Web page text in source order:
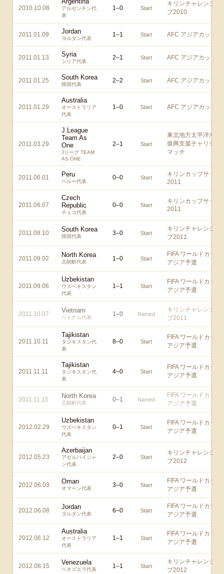
2010.10.08
アルゼンチン代
表
1–0 Start
キリンチャレンジカ
プ2010
2011.01.09 Jordan
ヨルダン代表
1–1 Start AFC アジアカップ
2011.01.13 Syria
シリア代表
2–1 Start AFC アジアカップ
2011.01.25 South Korea
韓国代表
2–2 Start AFC アジアカップ
2011.01.29
Australia
オーストラリア
代表
1–0 Start AFC アジアカップ
2011.03.29
J.League
Team As
One
Jリーグ TEAM
AS ONE
2–1 Start
東北地方太平洋沖地
復興支援チャリティ
マッチ
2011.06.01 Peru
ペルー代表
0–0 Start
キリンカップサッカ
2011
2011.06.07
Czech
Republic
チェコ代表
0–0 Start
キリンカップサッカ
2011
2011.08.10 South Korea
韓国代表 3–0 Start
キリンチャレンジカ
プ2011
2011.09.02 North Korea
北朝鮮代表 1–0 Start
FIFA ワールドカップ
アジア予選
2011.09.06
Uzbekistan
ウズベキスタン
代表
1–1 Start
FIFA ワールドカップ
アジア予選
2011.10.07 Vietnam
ベトナム代表 1–0 Named
キリンチャレンジカ
プ2011
2011.10.11
Tajikistan
タジキスタン代
表
8–0 Start
FIFA ワールドカップ
アジア予選
2011.11.11
Tajikistan
タジキスタン代
表
4–0 Start
FIFA ワールドカップ
アジア予選
2011.11.15 North Korea
北朝鮮代表 0–1 Named
FIFA ワールドカップ
アジア予選
2012.02.29
Uzbekistan
ウズベキスタン
代表
0–1 Start
FIFA ワールドカップ
アジア予選
2012.05.23
Azerbaijan
アゼルバイジャ
ン代表
2–0 Start
キリンチャレンジカ
プ2012
2012.06.03 Oman
オマーン代表 3–0 Start
FIFA ワールドカップ
アジア予選
2012.06.08 Jordan
ヨルダン代表 6–0 Start
FIFA ワールドカップ
アジア予選
2012.06.12
Australia
オーストラリア
代表
1–1 Start
FIFA ワールドカップ
アジア予選
2012.08.15 Venezuela
ベネズエラ代表 1–1 Start
キリンチャレンジカ
プ2012